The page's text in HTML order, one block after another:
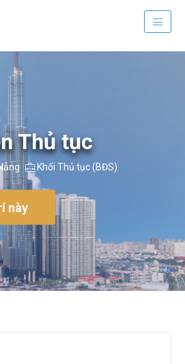
Thủ tục
Khối Thủ tục (BĐS)
này